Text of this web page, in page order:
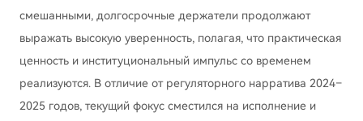
смешанными, долгосрочные держатели продолжают
выражать высокую уверенность, полагая, что практическая
ценность и институциональный импульс со временем
реализуются. В отличие от регуляторного нарратива 2024–
2025 годов, текущий фокус сместился на исполнение и